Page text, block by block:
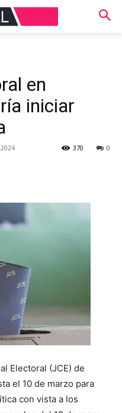
en
iniciar
0
370
Electoral (JCE) de
el 10 de marzo para
con vista a los